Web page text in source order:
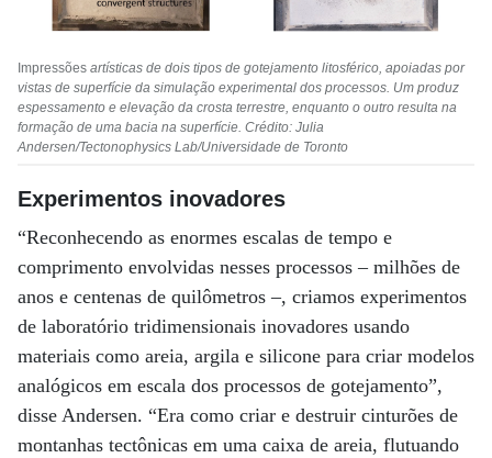
Impressões artísticas de dois tipos de gotejamento litosférico, apoiadas por
vistas de superfície da simulação experimental dos processos. Um produz
espessamento e elevação da crosta terrestre, enquanto o outro resulta na
formação de uma bacia na superfície. Crédito: Julia
Andersen/Tectonophysics Lab/Universidade de Toronto
Experimentos inovadores
“Reconhecendo as enormes escalas de tempo e
comprimento envolvidas nesses processos – milhões de
anos e centenas de quilômetros –, criamos experimentos
de laboratório tridimensionais inovadores usando
materiais como areia, argila e silicone para criar modelos
analógicos em escala dos processos de gotejamento”,
disse Andersen. “Era como criar e destruir cinturões de
montanhas tectônicas em uma caixa de areia, flutuando